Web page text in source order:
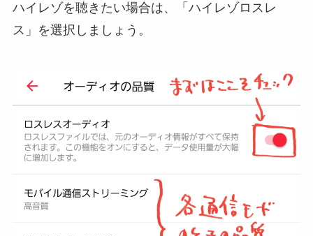
ハイレゾを聴きたい場合は、「ハイレゾロスレ
ス」を選択しましょう。